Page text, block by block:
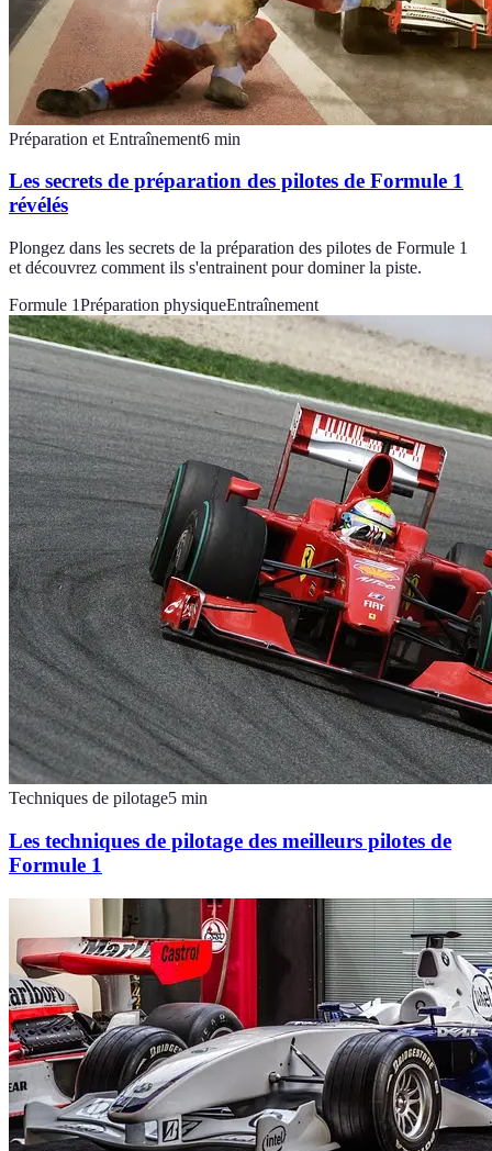
Préparation et Entraînement6 min
Les secrets de préparation des pilotes de Formule 1
révélés
Plongez dans les secrets de la préparation des pilotes de Formule 1
et découvrez comment ils s'entrainent pour dominer la piste.
Formule 1Préparation physiqueEntraînement
Techniques de pilotage5 min
Les techniques de pilotage des meilleurs pilotes de
Formule 1